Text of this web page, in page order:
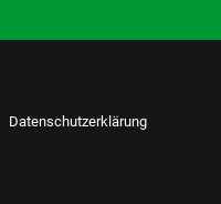
Datenschutzerklärung